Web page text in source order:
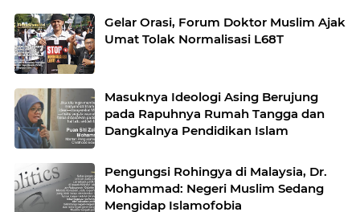
Gelar Orasi, Forum Doktor Muslim Ajak
Umat Tolak Normalisasi L68T
Masuknya Ideologi Asing Berujung
pada Rapuhnya Rumah Tangga dan
Dangkalnya Pendidikan Islam
Pengungsi Rohingya di Malaysia, Dr.
Mohammad: Negeri Muslim Sedang
Mengidap Islamofobia